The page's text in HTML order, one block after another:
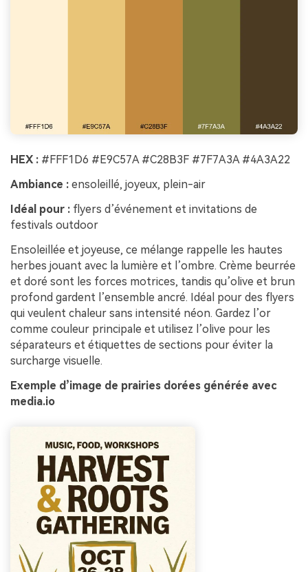
HEX : #FFF1D6 #E9C57A #C28B3F #7F7A3A #4A3A22
Ambiance : ensoleillé, joyeux, plein-air
Idéal pour : flyers d’événement et invitations de
festivals outdoor
Ensoleillée et joyeuse, ce mélange rappelle les hautes
herbes jouant avec la lumière et l’ombre. Crème beurrée
et doré sont les forces motrices, tandis qu’olive et brun
profond gardent l’ensemble ancré. Idéal pour des flyers
qui veulent chaleur sans intensité néon. Gardez l’or
comme couleur principale et utilisez l’olive pour les
séparateurs et étiquettes de sections pour éviter la
surcharge visuelle.
Exemple d’image de prairies dorées générée avec
media.io